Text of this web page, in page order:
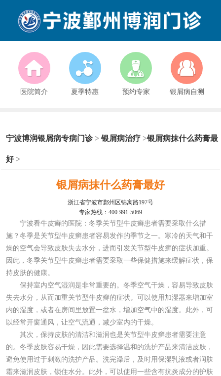
医院简介 夏季特惠 预约专家 银屑病自测
宁波博润银屑病专病门诊 > 银屑病治疗 >银屑病抹什么药膏最
好>
银屑病抹什么药膏最好
浙江省宁波市鄞州区锦寓路197号
专家热线：400-991-5069
宁波看牛皮癣的医院：冬季关节型牛皮癣患者需要采取什么措
施？冬季是关节型牛皮癣患者容易发作的季节之一。寒冷的天气和干
燥的空气会导致皮肤失去水分，进而引发关节型牛皮癣的症状加重。
因此，冬季关节型牛皮癣患者需要采取一些保健措施来缓解症状，保
持皮肤的健康。
保持室内空气湿润是非常重要的。冬季空气干燥，容易导致皮肤
失去水分，从而加重关节型牛皮癣的症状。可以使用加湿器来增加室
内的湿度，或者在房间里放置一盆水，增加空气中的湿度。此外，可
以经常开窗通风，让空气流通，减少室内的干燥。
其次，保持皮肤的清洁和滋润也是关节型牛皮癣患者需要注意
的。冬季皮肤容易干燥，因此需要选择温和的洗护产品来清洁皮肤，
避免使用过于刺激的洗护产品。洗完澡后，及时用保湿乳液或者润肤
霜来滋润皮肤，锁住水分。此外，可以使用一些含有抗炎成分的护肤